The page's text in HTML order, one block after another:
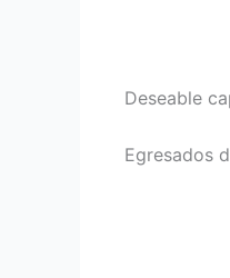
Deseable
Egresados